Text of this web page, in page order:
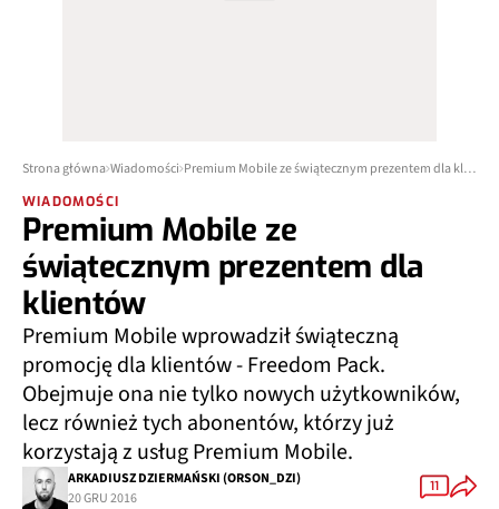
Strona główna Wiadomości Premium Mobile ze świątecznym prezentem dla klientów
WIADOMOŚCI
Premium Mobile ze
świątecznym prezentem dla
klientów
Premium Mobile wprowadził świąteczną
promocję dla klientów - Freedom Pack.
Obejmuje ona nie tylko nowych użytkowników,
lecz również tych abonentów, którzy już
korzystają z usług Premium Mobile.
ARKADIUSZ DZIERMAŃSKI (ORSON_DZI)
20 GRU 2016
11